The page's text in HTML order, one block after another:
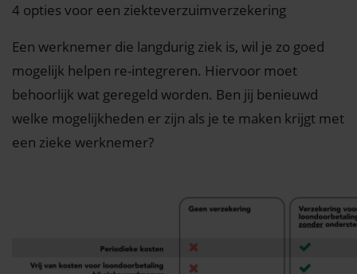
4 opties voor een ziekteverzuimverzekering
Een werknemer die langdurig ziek is, wil je zo goed
mogelijk helpen re-integreren. Hiervoor moet
behoorlijk wat geregeld worden. Ben jij benieuwd
welke mogelijkheden er zijn als je te maken krijgt met
een zieke werknemer?